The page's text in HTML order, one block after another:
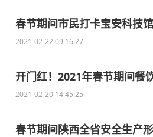
春节期间市民打卡宝安科技
2021-02-22 09:16:27
开门红！2021年春节期间餐
2021-02-20 14:45:25
春节期间陕西全省安全生产